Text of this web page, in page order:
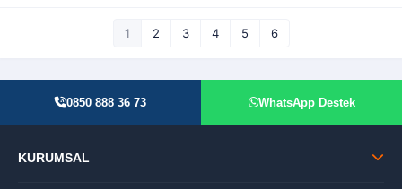
1 2 3 4 5 6
0850 888 36 73 WhatsApp Destek
KURUMSAL